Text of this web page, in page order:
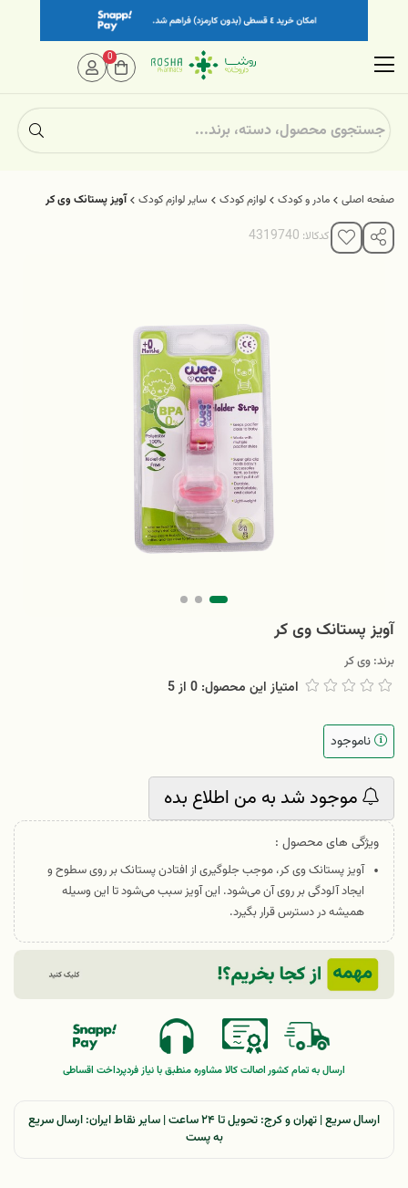
صفحه اصلی مادر و کودک لوازم کودک سایر لوازم کودک آویز پستانک وی کر
کدکالا:
آویز پستانک وی کر
برند: وی کر
امتیاز این محصول: 0 از5
ناموجود
موجود شد به من اطلاع بده
ویژگی های محصول :
آویز پستانک وی کر، موجب جلوگیری از افتادن پستانک بر روی سطوح و
ایجاد آلودگی بر روی آن می‌شود. این آویز سبب می‌شود تا این وسیله
همیشه در دسترس قرار بگیرد.
ارسال به تمام کشوراصالت کالامشاوره منطبق با نیاز فردپرداخت اقساطی
ارسال سریع | تهران و کرج: تحویل تا ۲۴ ساعت | سایر نقاط ایران: ارسال سریع
به پست
0